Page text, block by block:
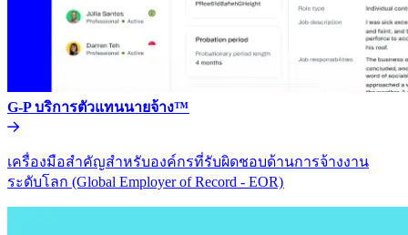
G-P บริการตัวแทนนายจ้าง™​​
เครื่องมือสำคัญสำหรับองค์กรที่รับผิดชอบด้านการจ้างงาน
ระดับโลก (Global Employer of Record - EOR)​​